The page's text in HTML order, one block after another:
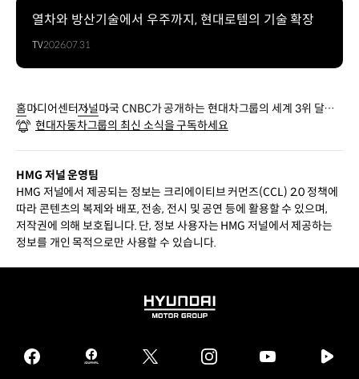
열차와 방산기술에서 우주까지, 현대로템의 기술 확장
TV2026.07.31
홈미디어센터저널미국 CNBC가 공개하는 현대차그룹의 세계 3위 달성
비결
현대자동차그룹의 최신 소식을 구독하세요
HMG 저널 운영팀
HMG 저널에서 제공되는 정보는 크리에이티브 커먼즈(CCL) 2.0 정책에
따라 콘텐츠의 복제와 배포, 전송, 전시 및 공연 등에 활용할 수 있으며,
저작권에 의해 보호됩니다. 단, 정보 사용자는 HMG 저널에서 제공하는
정보를 개인 목적으로만 사용할 수 있습니다.
HYUNDAI
GROUP
facebook
hmg
twitter instagram